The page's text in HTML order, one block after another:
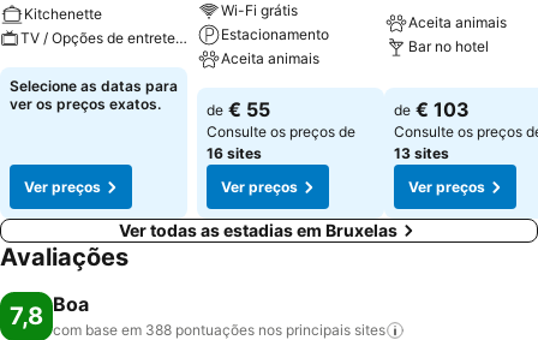
Kitchenette
TV / Opções de entretenimento
Selecione as datas para
ver os preços exatos.
Ver preços
Wi-Fi grátis
Estacionamento
Aceita animais
de € 55
Consulte os preços de
16 sites
Ver preços
Aceita animais
Bar no hotel
de € 103
Consulte os preços
13 sites
Ver preços
Ver todas as estadias em Bruxelas
Avaliações
7,8 Boa
com base em 388 pontuações nos principais sites